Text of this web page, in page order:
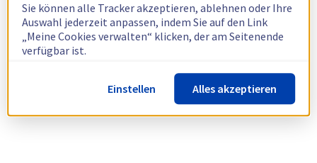
Sie können alle Tracker akzeptieren, ablehnen oder Ihre
Auswahl jederzeit anpassen, indem Sie auf den Link
„Meine Cookies verwalten“ klicken, der am Seitenende
verfügbar ist.
Weitere Informationen finden Sie in unsererRichtlinie
zur Verwendung von Cookies.
Einstellen Alles akzeptieren